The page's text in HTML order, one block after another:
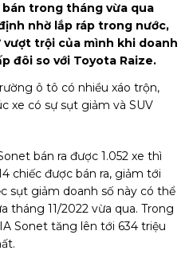
trong tháng vừa qua
nhờ lắp ráp trong nước,
vượt trội của mình khi doanh
đôi so với Toyota Raize.
ô tô có nhiều xáo trộn,
xe có sự sụt giảm và SUV
bán ra được 1.052 xe thì
chiếc được bán ra, giảm tới
sụt giảm doanh số này có thể
tháng 11/2022 vừa qua. Trong
Sonet tăng lên tới 634 triệu